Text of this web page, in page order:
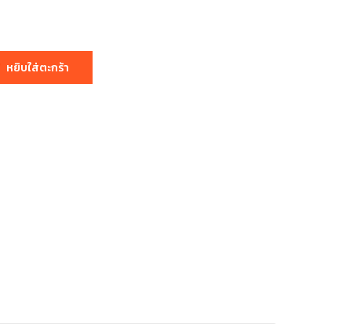
หยิบใส่ตะกร้า